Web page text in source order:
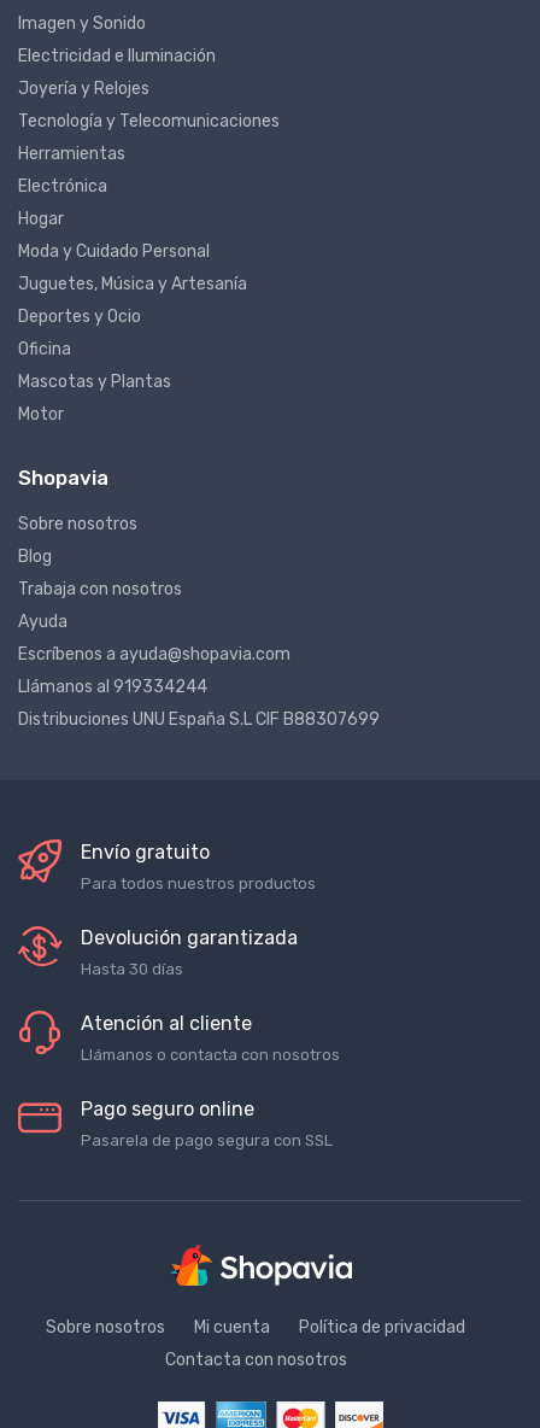
Imagen y Sonido
Electricidad e Iluminación
Joyería y Relojes
Tecnología y Telecomunicaciones
Herramientas
Electrónica
Hogar
Moda y Cuidado Personal
Juguetes, Música y Artesanía
Deportes y Ocio
Oficina
Mascotas y Plantas
Motor
Shopavia
Sobre nosotros
Blog
Trabaja con nosotros
Ayuda
Escríbenos a ayuda@shopavia.com
Llámanos al 919334244
Distribuciones UNU España S.L CIF B88307699
Envío gratuito
Para todos nuestros productos
Devolución garantizada
Hasta 30 días
Atención al cliente
Llámanos o contacta con nosotros
Pago seguro online
Pasarela de pago segura con SSL
Sobre nosotros Mi cuenta
Política de privacidad
Contacta con nosotros